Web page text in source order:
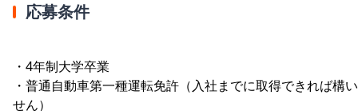
応募条件
・4年制大学卒業
・普通自動車第一種運転免許（入社までに取得できれば構
せん）